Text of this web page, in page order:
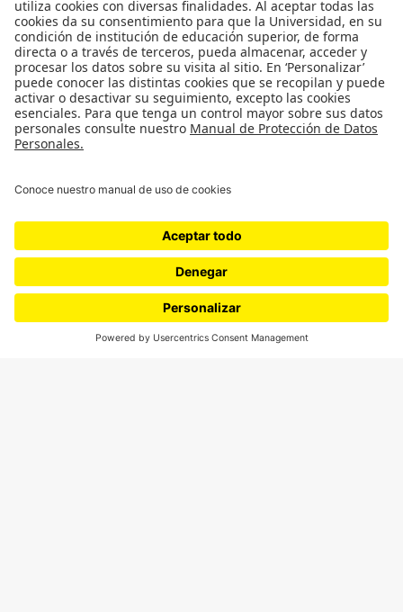
¿Quiénes somos?
Podcasts
Ediciones especiales
Proyectos 070
SÍGUENOS
¿Quieres escribir en 070?
cerosetenta@uniandes.edu.co